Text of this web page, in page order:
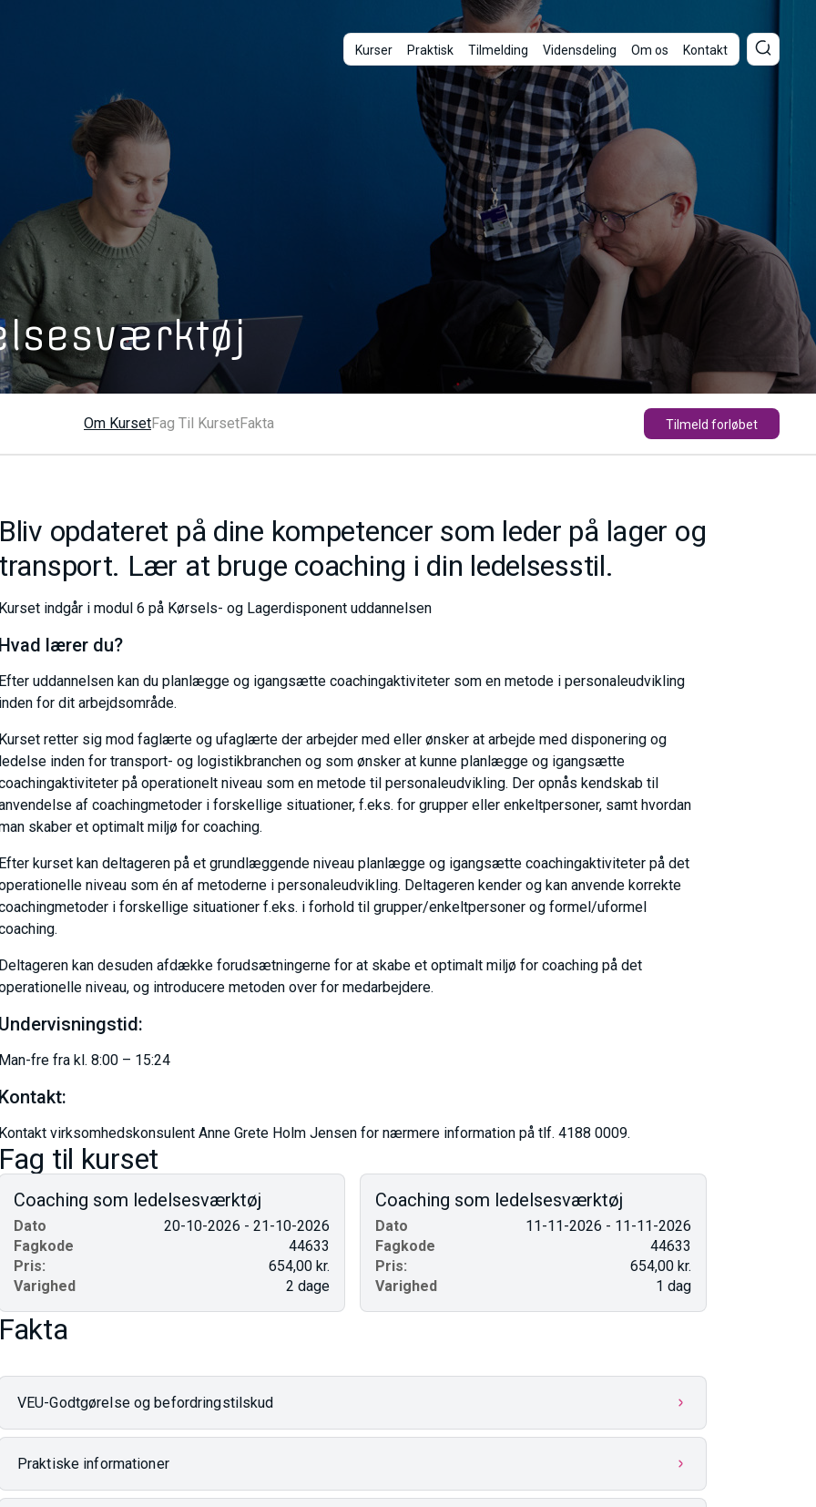
Kurser Praktisk Tilmelding Vidensdeling Om os Kontakt
Om KursetFag Til KursetFakta Tilmeld forløbet
Bliv opdateret på dine kompetencer som leder på lager og
transport. Lær at bruge coaching i din ledelsesstil.
Kurset indgår i modul 6 på Kørsels- og Lagerdisponent uddannelsen
Hvad lærer du?
Efter uddannelsen kan du planlægge og igangsætte coachingaktiviteter som en metode i personaleudvikling
inden for dit arbejdsområde.
Kurset retter sig mod faglærte og ufaglærte der arbejder med eller ønsker at arbejde med disponering og
ledelse inden for transport- og logistikbranchen og som ønsker at kunne planlægge og igangsætte
på operationelt niveau som en metode til personaleudvikling. Der opnås kendskab til
af coachingmetoder i forskellige situationer, f.eks. for grupper eller enkeltpersoner, samt hvordan
skaber et optimalt miljø for coaching.
Efter kurset kan deltageren på et grundlæggende niveau planlægge og igangsætte coachingaktiviteter på det
niveau som én af metoderne i personaleudvikling. Deltageren kender og kan anvende korrekte
i forskellige situationer f.eks. i forhold til grupper/enkeltpersoner og formel/uformel
Deltageren kan desuden afdække forudsætningerne for at skabe et optimalt miljø for coaching på det
niveau, og introducere metoden over for medarbejdere.
Undervisningstid:
Man-fre fra kl. 8:00 – 15:24
Kontakt:
Kontakt virksomhedskonsulent Anne Grete Holm Jensen for nærmere information på tlf. 4188 0009.
Fag til kurset
Coaching som ledelsesværktøj
Dato
20-10-2026 - 21-10-2026
Fagkode
44633
Pris:
654,00 kr.
Varighed
2 dage
Coaching som ledelsesværktøj
Dato
11-11-2026 - 11-11-2026
Fagkode
44633
Pris:
654,00 kr.
Varighed
1 dag
Fakta
VEU-Godtgørelse og befordringstilskud
Praktiske informationer